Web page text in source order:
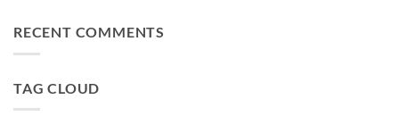
วัด
เกิด
RECENT COMMENTS
TAG CLOUD